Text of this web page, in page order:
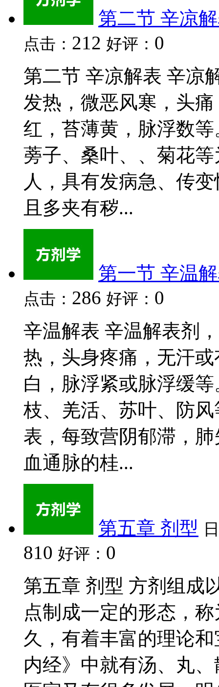
第二节 辛凉
点击： 212 好评： 0
第二节 辛凉解表 辛凉
发热，微恶风寒，头
红，苔薄黄，脉浮数
蒡子、桑叶、、菊花
人，具有发病急、传
且多夹有秽...
第一节 辛温
点击： 286 好评： 0
辛温解表 辛温解表剂
热，头身疼痛，无汗
白，脉浮紧或脉浮缓
枝、羌活、苏叶、防
表，每致营阴郁滞，
血通脉的桂...
第五章 剂型
810 好评： 0
第五章 剂型 方剂组成
点制成一定的形态，
久，有着丰富的理论
内经》中就有汤、丸